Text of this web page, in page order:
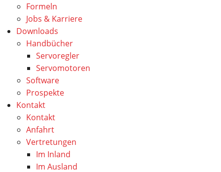
Formeln
Jobs & Karriere
Downloads
Handbücher
Servoregler
Servomotoren
Software
Prospekte
Kontakt
Kontakt
Anfahrt
Vertretungen
Im Inland
Im Ausland